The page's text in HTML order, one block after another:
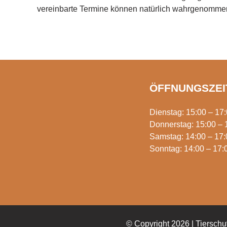
vereinbarte Termine können natürlich
Dienstag: 15:00 –
Donnerstag: 15:00 –
Samstag: 14:00 –
Sonntag: 14:00 –
© Copyright 2026 |